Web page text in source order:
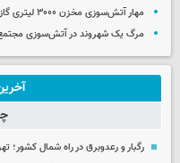
مهار آتش‌سوزی مخزن ۳۰۰۰ لیتری گازوئیل در برج سعیدیه
مرگ یک شهروند در آتش‌سوزی
رگبار و رعدوبرق در راه شمال کشور؛